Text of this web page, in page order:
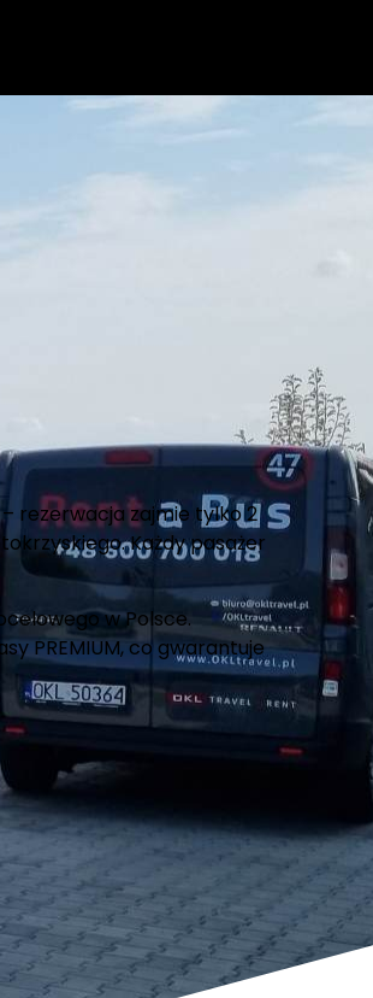
rezerwacja zajmie tylko 2
Każdy pasażer
w Polsce.
PREMIUM, co gwarantuje